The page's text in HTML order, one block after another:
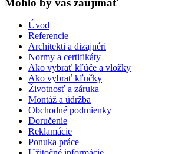
Mohlo by vas zaujímať
Úvod
Referencie
Architekti a dizajnéri
Normy a certifikáty
Ako vybrať kľúče a vložky
Ako vybrať kľučky
Životnosť a záruka
Montáž a údržba
Obchodné podmienky
Doručenie
Reklamácie
Ponuka práce